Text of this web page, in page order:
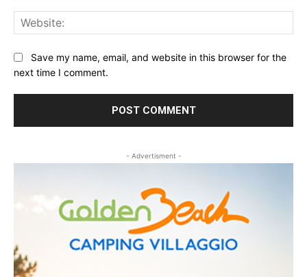
Save my name, email, and website in this browser for the
next time I comment.
- Advertisment -